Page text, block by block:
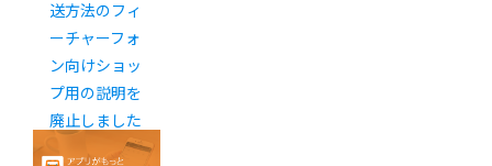
送方法のフィ
ーチャーフォ
ン向けショッ
プ用の説明を
廃止しました